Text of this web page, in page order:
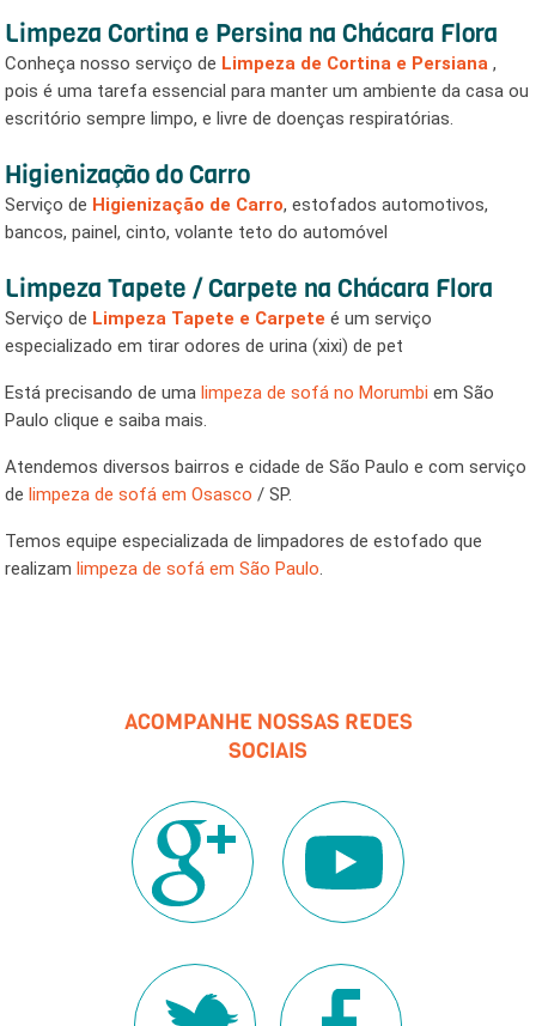
Limpeza Cortina e Persina na Chácara Flora
Conheça nosso serviço de Limpeza de Cortina e Persiana ,
pois é uma tarefa essencial para manter um ambiente da casa ou
escritório sempre limpo, e livre de doenças respiratórias.
Higienização do Carro
Serviço de Higienização de Carro, estofados automotivos,
bancos, painel, cinto, volante teto do automóvel
Limpeza Tapete / Carpete na Chácara Flora
Serviço de Limpeza Tapete e Carpete é um serviço
especializado em tirar odores de urina (xixi) de pet
Está precisando de umalimpeza de sofá no Morumbi em São
Paulo clique e saiba mais.
Atendemos diversos bairros e cidade de São Paulo e com serviço
delimpeza de sofá em Osasco / SP.
Temos equipe especializada de limpadores de estofado que
realizamlimpeza de sofá em São Paulo.
ACOMPANHE NOSSAS REDES
SOCIAIS